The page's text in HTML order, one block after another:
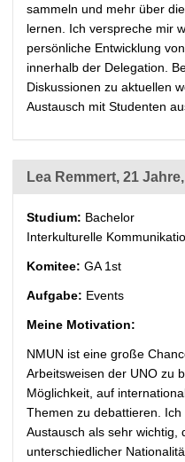
sammeln und mehr über
lernen. Ich verspreche mir
persönliche Entwicklung
innerhalb der Delegation.
Diskussionen zu aktuellen
Austausch mit Studenten
Lea Remmert, 21
Studium: Bachelor
Interkulturelle
Komitee: GA 1st
Aufgabe: Events
Meine Motivation:
NMUN ist eine große
Arbeitsweisen der UNO zu
Möglichkeit, auf
Themen zu debattieren.
Austausch als sehr wichtig,
unterschiedlicher